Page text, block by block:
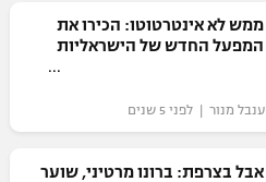
ממש לא אינטרטוטו: הכירו את
המפעל החדש של הישראליות
ענבל מנור | לפני 5 שנים
אבל בצרפת: ברונו מרטיני, שוער